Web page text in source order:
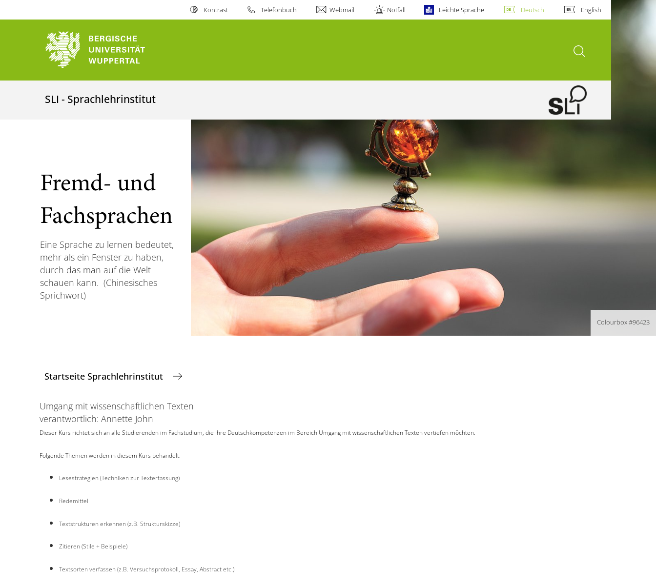
Kontrast Telefonbuch Webmail Notfall Leichte Sprache Deutsch English
Suche öffnen
SLI - Sprachlehrinstitut
Colourbox #96423
Fremd- und
Fachsprachen
Eine Sprache zu lernen bedeutet,
mehr als ein Fenster zu haben,
durch das man auf die Welt
schauen kann. (Chinesisches
Sprichwort)
Startseite Sprachlehrinstitut
Umgang mit wissenschaftlichen Texten
verantwortlich: Annette John
Dieser Kurs richtet sich an alle Studierenden im Fachstudium, die Ihre Deutschkompetenzen im Bereich Umgang mit wissenschaftlichen Texten vertiefen möchten.
Folgende Themen werden in diesem Kurs behandelt:
Lesestrategien (Techniken zur Texterfassung)
Redemittel
Textstrukturen erkennen (z.B. Strukturskizze)
Zitieren (Stile + Beispiele)
Textsorten verfassen (z.B. Versuchsprotokoll, Essay, Abstract etc.)